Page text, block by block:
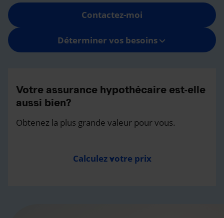
Contactez-moi
Déterminer vos besoins
Votre assurance hypothécaire est-elle
aussi bien?
Obtenez la plus grande valeur pour vous.
Calculez votre prix